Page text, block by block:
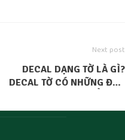
Next post
DECAL DẠNG TỜ LÀ GÌ?
DECAL TỜ CÓ NHỮNG ĐẶC